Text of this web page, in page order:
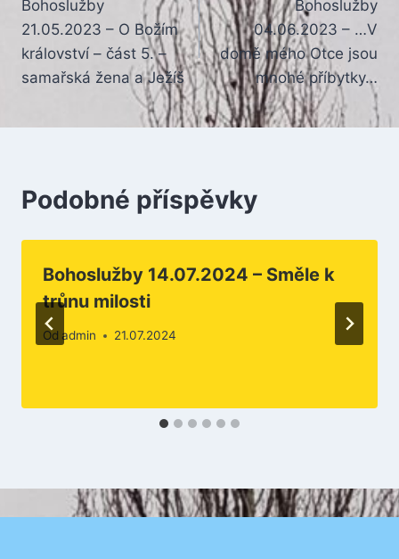
pro
příspěvek
Bohoslužby
21.05.2023 – O Božím
království – část 5. –
samařská žena a Ježíš
Bohoslužby
04.06.2023 – …V
domě mého Otce jsou
mnohé příbytky…
Podobné příspěvky
Bohoslužby 14.07.2024 – Směle k
trůnu milosti
Od admin 21.07.2024